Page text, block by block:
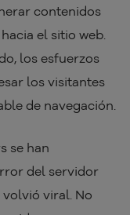
contenidos
el sitio web.
los esfuerzos
los visitantes
de navegación.
se han
del servidor
volvió viral. No